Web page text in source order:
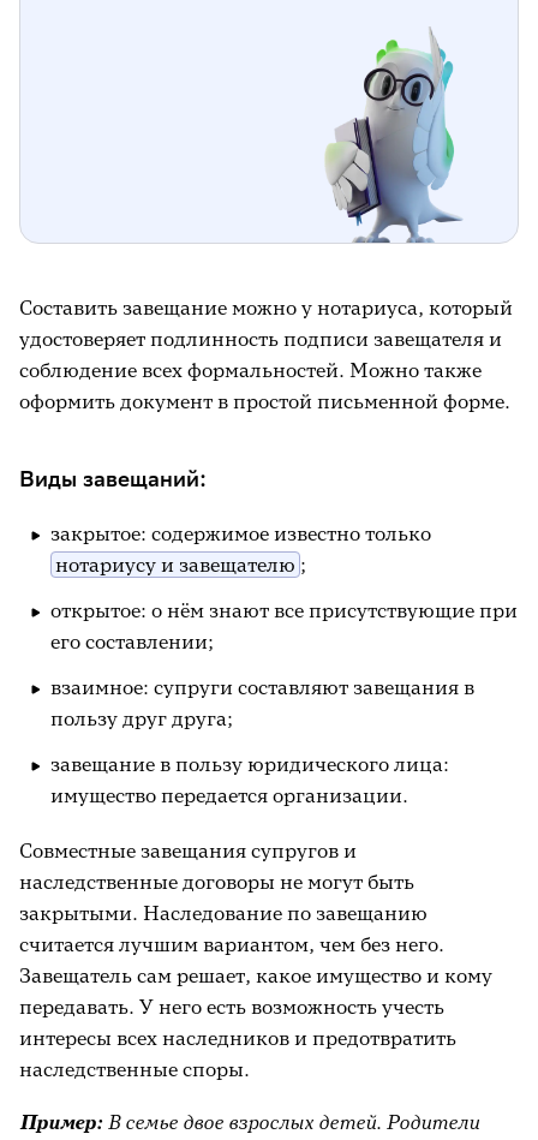
Составить завещание можно у нотариуса, который
удостоверяет подлинность подписи завещателя и
соблюдение всех формальностей. Можно также
оформить документ в простой письменной форме.
Виды завещаний:
закрытое: содержимое известно только
нотариусу и завещателю ;
открытое: о нём знают все присутствующие при
его составлении;
взаимное: супруги составляют завещания в
пользу друг друга;
завещание в пользу юридического лица:
имущество передается организации.
Совместные завещания супругов и
наследственные договоры не могут быть
закрытыми. Наследование по завещанию
считается лучшим вариантом, чем без него.
Завещатель сам решает, какое имущество и кому
передавать. У него есть возможность учесть
интересы всех наследников и предотвратить
наследственные споры.
Пример: В семье двое взрослых детей. Родители